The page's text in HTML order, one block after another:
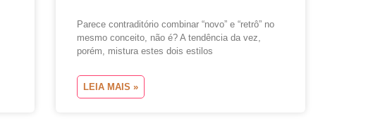
Parece contraditório combinar “novo” e “retrô” no
mesmo conceito, não é? A tendência da vez,
porém, mistura estes dois estilos
LEIA MAIS »